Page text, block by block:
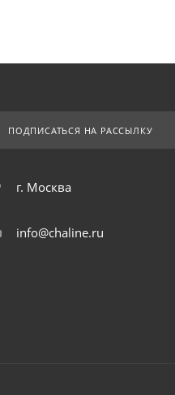
ПОДПИСАТЬСЯ НА РАССЫЛКУ
г. Москва
info@chaline.ru